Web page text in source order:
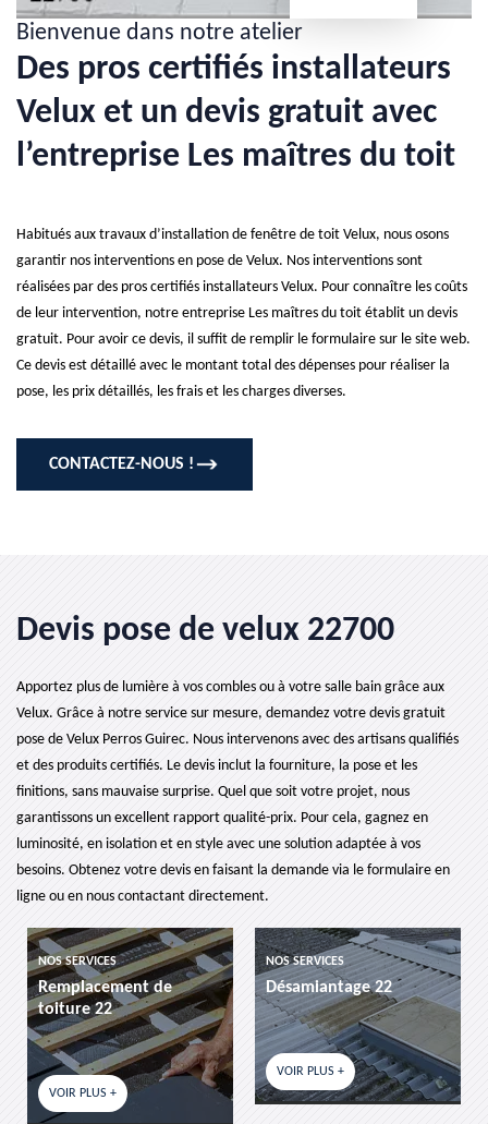
Bienvenue dans notre atelier
Des pros certifiés installateurs
Velux et un devis gratuit avec
l’entreprise Les maîtres du toit
Habitués aux travaux d’installation de fenêtre de toit Velux, nous osons
garantir nos interventions en pose de Velux. Nos interventions sont
réalisées par des pros certifiés installateurs Velux. Pour connaître les coûts
de leur intervention, notre entreprise Les maîtres du toit établit un devis
gratuit. Pour avoir ce devis, il suffit de remplir le formulaire sur le site web.
Ce devis est détaillé avec le montant total des dépenses pour réaliser la
pose, les prix détaillés, les frais et les charges diverses.
CONTACTEZ-NOUS !
Devis pose de velux 22700
Apportez plus de lumière à vos combles ou à votre salle bain grâce aux
Velux. Grâce à notre service sur mesure, demandez votre devis gratuit
pose de Velux Perros Guirec. Nous intervenons avec des artisans qualifiés
et des produits certifiés. Le devis inclut la fourniture, la pose et les
finitions, sans mauvaise surprise. Quel que soit votre projet, nous
garantissons un excellent rapport qualité-prix. Pour cela, gagnez en
luminosité, en isolation et en style avec une solution adaptée à vos
besoins. Obtenez votre devis en faisant la demande via le formulaire en
ligne ou en nous contactant directement.
de
NOS SERVICES
Désamiantage 22
VOIR PLUS +
NOS SERVICES
etancheite
VOIR PLUS +